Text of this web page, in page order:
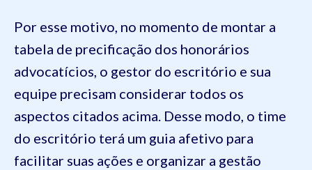
Por esse motivo, no momento de montar a
tabela de precificação dos honorários
advocatícios, o gestor do escritório e sua
equipe precisam considerar todos os
aspectos citados acima. Desse modo, o time
do escritório terá um guia afetivo para
facilitar suas ações e organizar a gestão